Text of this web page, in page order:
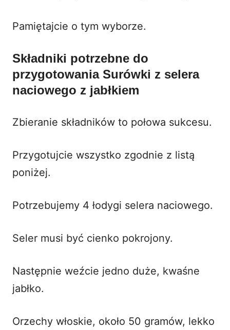
Pamiętajcie o tym wyborze.
Składniki potrzebne do
przygotowania Surówki z selera
naciowego z jabłkiem
Zbieranie składników to połowa sukcesu.
Przygotujcie wszystko zgodnie z listą
poniżej.
Potrzebujemy 4 łodygi selera naciowego.
Seler musi być cienko pokrojony.
Następnie weźcie jedno duże, kwaśne
jabłko.
Orzechy włoskie, około 50 gramów, lekko